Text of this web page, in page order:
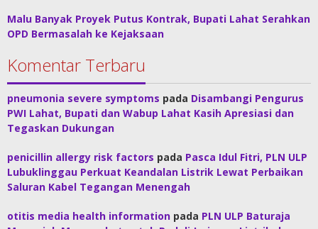
Malu Banyak Proyek Putus Kontrak, Bupati Lahat Serahkan
OPD Bermasalah ke Kejaksaan
Komentar Terbaru
pneumonia severe symptoms pada Disambangi Pengurus
PWI Lahat, Bupati dan Wabup Lahat Kasih Apresiasi dan
Tegaskan Dukungan
penicillin allergy risk factors pada Pasca Idul Fitri, PLN ULP
Lubuklinggau Perkuat Keandalan Listrik Lewat Perbaikan
Saluran Kabel Tegangan Menengah
otitis media health information pada PLN ULP Baturaja